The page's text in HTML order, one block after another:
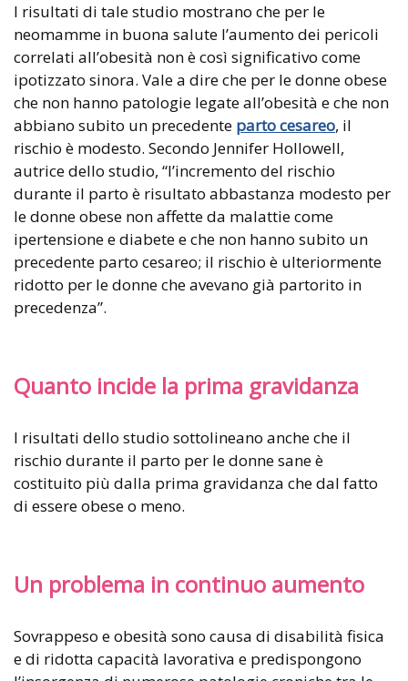
I risultati di tale studio mostrano che per le
neomamme in buona salute l’aumento dei pericoli
correlati all’obesità non è così significativo come
ipotizzato sinora. Vale a dire che per le donne obese
che non hanno patologie legate all’obesità e che non
abbiano subito un precedente parto cesareo, il
rischio è modesto. Secondo Jennifer Hollowell,
autrice dello studio, “l’incremento del rischio
durante il parto è risultato abbastanza modesto per
le donne obese non affette da malattie come
ipertensione e diabete e che non hanno subito un
precedente parto cesareo; il rischio è ulteriormente
ridotto per le donne che avevano già partorito in
precedenza”.
Quanto incide la prima gravidanza
I risultati dello studio sottolineano anche che il
rischio durante il parto per le donne sane è
costituito più dalla prima gravidanza che dal fatto
di essere obese o meno.
Un problema in continuo aumento
Sovrappeso e obesità sono causa di disabilità fisica
e di ridotta capacità lavorativa e predispongono